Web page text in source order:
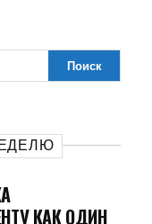
КАК ОДИН